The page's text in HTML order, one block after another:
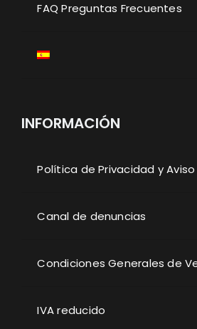
FAQ Preguntas Frecuentes
INFORMACIÓN
Política de Privacidad y Aviso
Canal de denuncias
Condiciones Generales de
IVA reducido